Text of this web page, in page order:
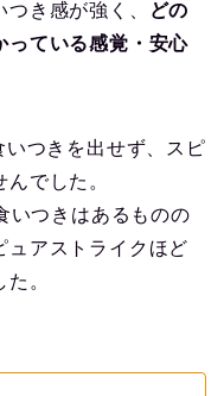
き感が強く、
どの
っている感覚・安心
つきを出せず、スピ
でした。
いつきはあるものの
ュアストライクほど
。